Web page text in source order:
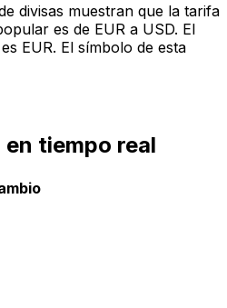
divisas muestran que la tarifa
es de EUR a USD. El
EUR. El símbolo de esta
tiempo real